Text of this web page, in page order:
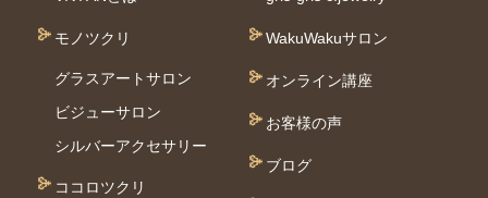
モノツクリ
グラスアートサロン
ビジューサロン
シルバーアクセサリー
ココロツクリ
WakuWakuサロン
オンライン講座
お客様の声
ブログ